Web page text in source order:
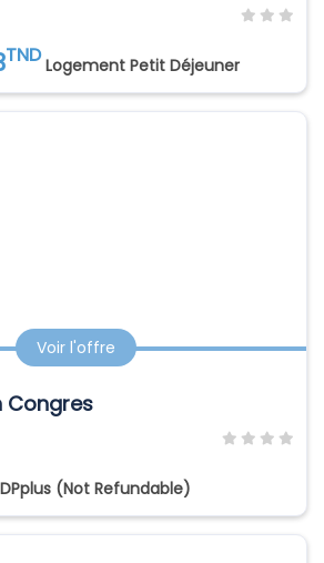
TND Logement Petit Déjeuner
Voir l'offre
Congres
DPplus (Not Refundable)